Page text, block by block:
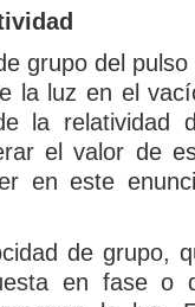
grupo del
la luz en el
la relatividad
el valor de
en este
de grupo,
en fase o